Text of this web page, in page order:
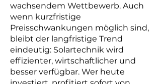
wachsendem Wettbewerb. Auch
wenn kurzfristige
Preisschwankungen möglich sind,
bleibt der langfristige Trend
eindeutig: Solartechnik wird
effizienter, wirtschaftlicher und
besser verfügbar. Wer heute